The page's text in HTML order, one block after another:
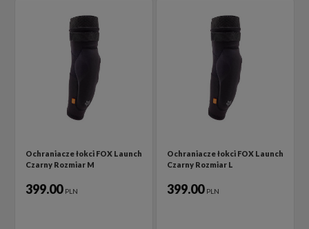
Ochraniacze łokci FOX Launch
Czarny Rozmiar M
399.00 PLN
Ochraniacze łokci FOX Launch
Czarny Rozmiar L
399.00 PLN